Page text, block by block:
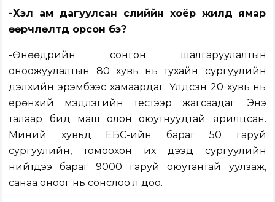
-Хэл ам дагуулсан сүүлиййн хоёр жилд ямар
өөрчлөлтүүд орсон бэ?
-Өнөөдрийн сонгон шалгаруулалтын
оноожуулалтын 80 хувь нь тухайн сургуулийн
дэлхийн эрэмбээс хамаардаг. Үлдсэн 20 хувь нь
ерөнхий мэдлэгийн тестээр жагсаадаг. Энэ
талаар бид маш олон оюутнуудтай ярилцсан.
Миний хувьд ЕБС-ийн бараг 50 гаруй
сургуулийн, томоохон их дээд сургуулийн
нийтдээ бараг 9000 гаруй оюутантай уулзаж,
санаа оноог нь сонслоо л доо.